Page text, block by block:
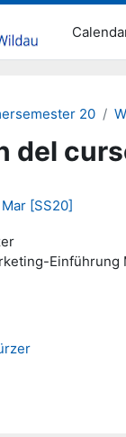
20
del
[SS20]
Einführung